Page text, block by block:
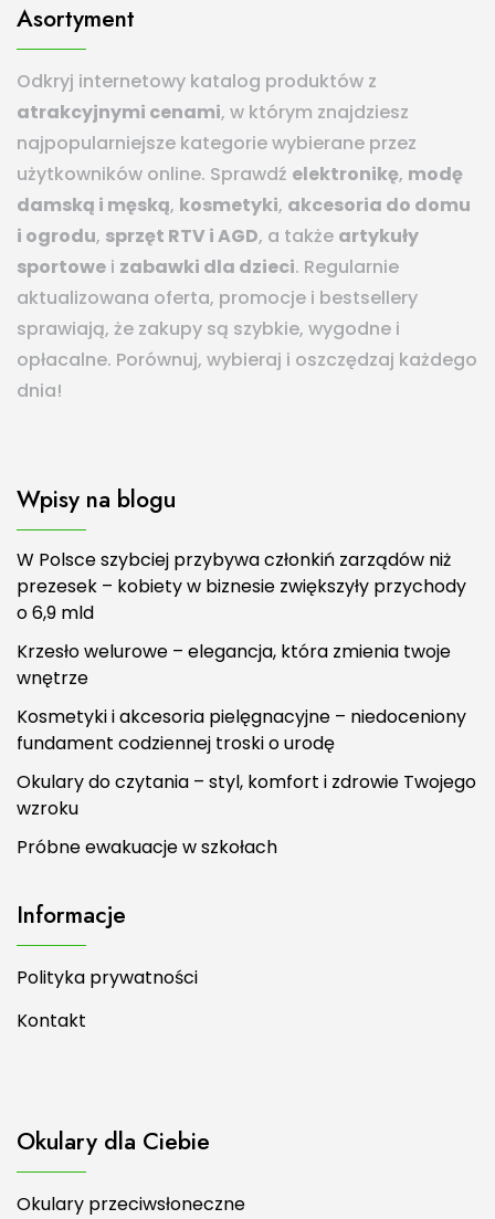
Asortyment
Odkryj internetowy katalog produktów z
atrakcyjnymi cenami, w którym znajdziesz
najpopularniejsze kategorie wybierane przez
użytkowników online. Sprawdź elektronikę, modę
damską i męską, kosmetyki, akcesoria do domu
i ogrodu, sprzęt RTV i AGD, a także artykuły
sportowe i zabawki dla dzieci. Regularnie
aktualizowana oferta, promocje i bestsellery
sprawiają, że zakupy są szybkie, wygodne i
opłacalne. Porównuj, wybieraj i oszczędzaj każdego
dnia!
Wpisy na blogu
W Polsce szybciej przybywa członkiń zarządów niż
prezesek – kobiety w biznesie zwiększyły przychody
o 6,9 mld
Krzesło welurowe – elegancja, która zmienia twoje
wnętrze
Kosmetyki i akcesoria pielęgnacyjne – niedoceniony
fundament codziennej troski o urodę
Okulary do czytania – styl, komfort i zdrowie Twojego
wzroku
Próbne ewakuacje w szkołach
Informacje
Polityka prywatności
Kontakt
Okulary dla Ciebie
Okulary przeciwsłoneczne